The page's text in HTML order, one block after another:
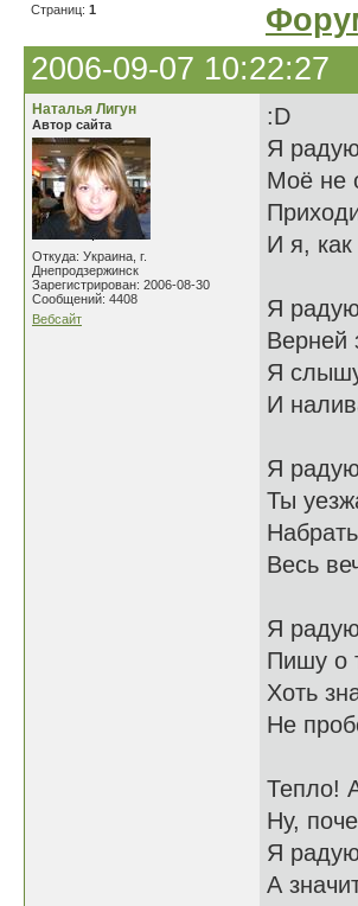
Страниц: 1
2006-09-07 10:22:27
Наталья Лигун
Автор сайта
Откуда: Украина, г.
Днепродзержинск
Зарегистрирован: 2006-08-30
Сообщений: 4408
Вебсайт
:D
Я
Моё не
И я,
Я
Верней
Я
И
Я
Ты
Весь
Я
Пишу о
Хоть
Не
Тепло!
Ну,
Я
А